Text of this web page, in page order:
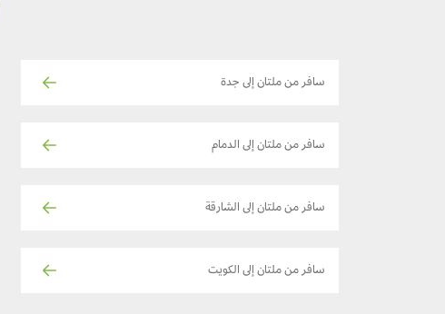
سافر من ملتان إلى جدة
سافر من ملتان إلى الدمام
سافر من ملتان إلى الشارقة
سافر من ملتان إلى الكويت